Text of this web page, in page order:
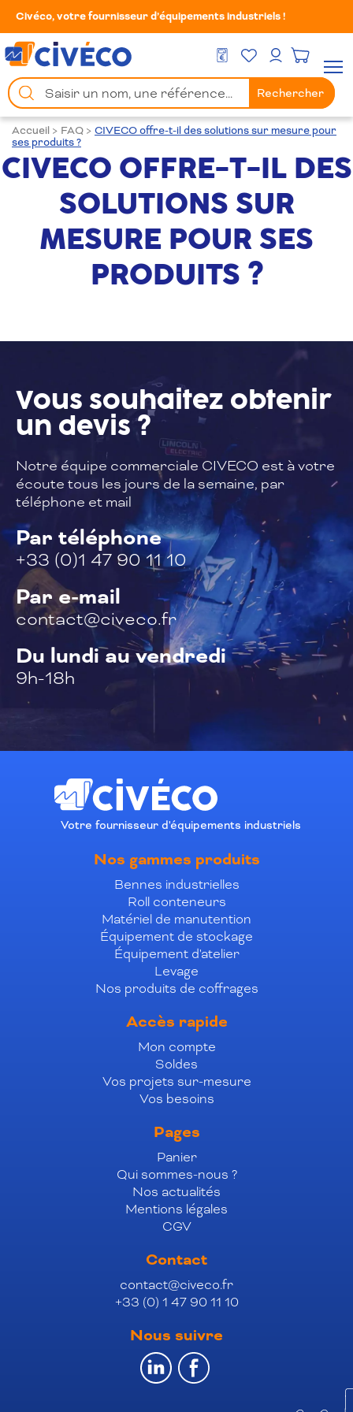
Civéco, votre fournisseur d’équipements industriels !
DEVIS GRATUIT
Mes FavorisMon compte
Chercher
un
produit
Rechercher
Accueil > FAQ > CIVECO offre-t-il des solutions sur mesure pour
ses produits ?
CIVECO OFFRE-T-IL DES
SOLUTIONS SUR
MESURE POUR SES
PRODUITS ?
Vous souhaitez obtenir
un devis ?
Notre équipe commerciale CIVECO est àvotre
écoute tous les jours de la semaine, par
téléphone et mail
Par téléphone
+33 (0)1 47 90 11 10
Par e-mail
contact@civeco.fr
Du lundi au vendredi
9h-18h
Votre fournisseur d'équipements industriels
Nos gammes produits
Bennes industrielles
Roll conteneurs
Matériel de manutention
Équipement de stockage
Équipement d'atelier
Levage
Nos produits de coffrages
Accès rapide
Mon compte
Soldes
Vos projets sur-mesure
Vos besoins
Pages
Panier
Qui sommes-nous ?
Nos actualités
Mentions légales
CGV
Contact
contact@civeco.fr
+33 (0) 1 47 90 11 10
Nous suivre